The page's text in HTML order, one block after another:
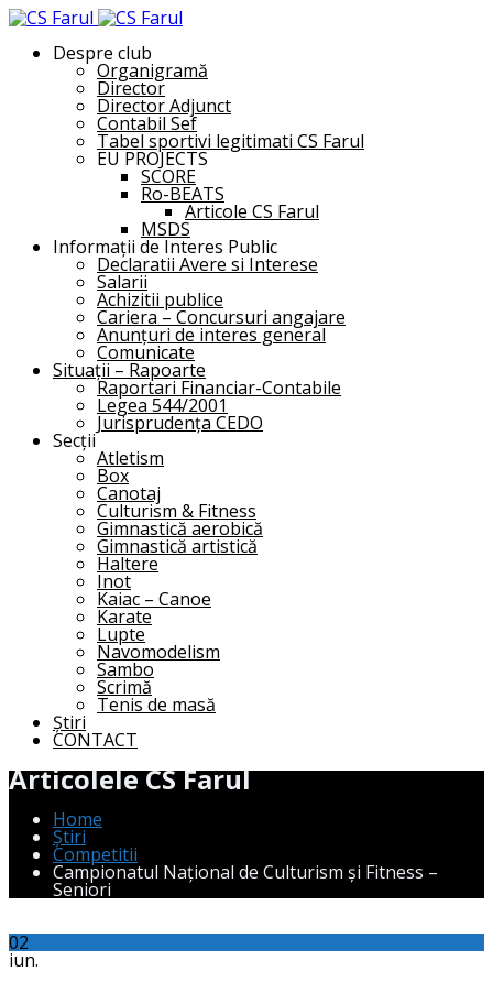
Despre club
Organigramă
Director
Director Adjunct
Contabil Sef
Tabel sportivi legitimati CS Farul
EU PROJECTS
SCORE
Ro-BEATS
Articole CS Farul
MSDS
Informații de Interes Public
Declaratii Avere si Interese
Salarii
Achizitii publice
Cariera – Concursuri angajare
Anunțuri de interes general
Comunicate
Situații – Rapoarte
Raportari Financiar-Contabile
Legea 544/2001
Jurisprudența CEDO
Secții
Atletism
Box
Canotaj
Culturism & Fitness
Gimnastică aerobică
Gimnastică artistică
Haltere
Inot
Kaiac – Canoe
Karate
Lupte
Navomodelism
Sambo
Scrimă
Tenis de masă
Știri
CONTACT
Articolele CS Farul
Home
Știri
Competitii
Campionatul Național de Culturism și Fitness –
Seniori
02
iun.